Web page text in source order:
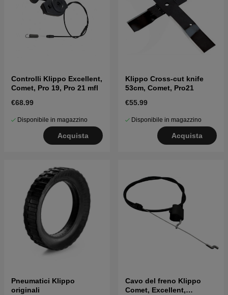
Controlli Klippo Excellent,
Comet, Pro 19, Pro 21 mfl
€68.99
Disponibile in magazzino
Acquista
Klippo Cross-cut knife
53cm, Comet, Pro21
€55.99
Disponibile in magazzino
Acquista
Pneumatici Klippo
originali
Cavo del freno Klippo
Comet, Excellent,